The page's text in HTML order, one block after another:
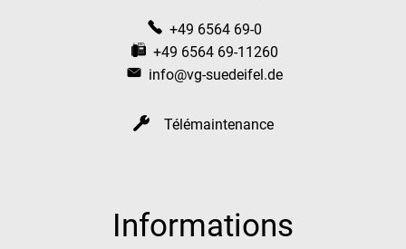
+49 6564 69-0
+49 6564 69-11260
info@vg-suedeifel.de
Télémaintenance
Informations